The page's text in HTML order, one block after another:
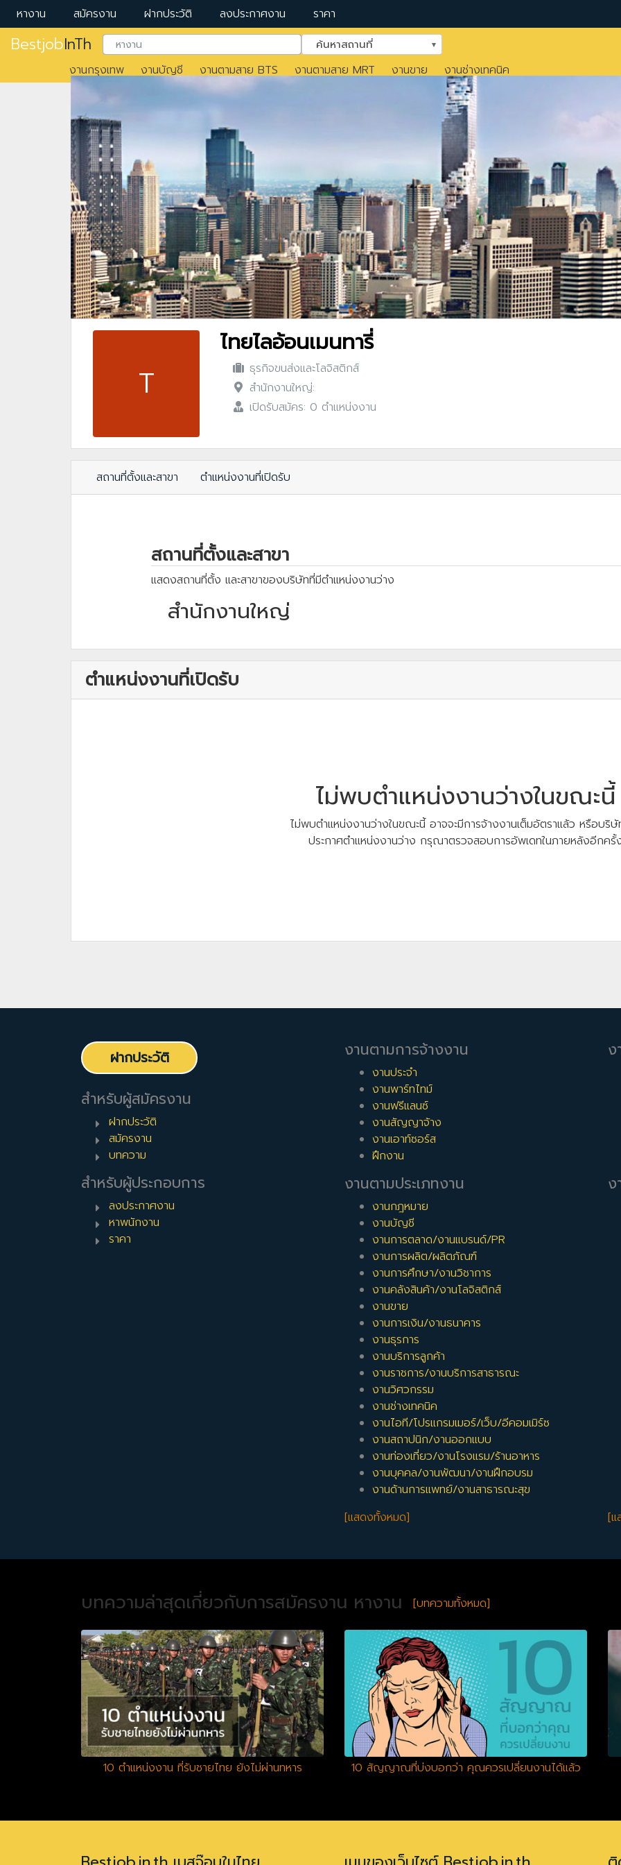
หางาน สมัครงาน ฝากประวัติ ลงประกาศงาน ราคา
BestjobInTh ค้นหาสถานที่
งานกรุงเทพ งานบัญชี งานตามสาย BTS งานตามสาย MRT งานขาย งานช่างเทคนิค
T
ไทยไลอ้อนเมนทารี่
ธุรกิจขนส่งและโลจิสติกส์
สำนักงานใหญ่:
เปิดรับสมัคร: 0 ตำแหน่งงาน
สถานที่ตั้งและสาขา ตำแหน่งงานที่เปิดรับ
สถานที่ตั้งและสาขา
แสดงสถานที่ตั้ง และสาขาของบริษัทที่มีตำแหน่งงานว่าง
สำนักงานใหญ่
ตำแหน่งงานที่เปิดรับ
ไม่พบตำแหน่งงานว่างในขณะนี้
ไม่พบตำแหน่งงานว่างในขณะนี้ อาจจะมีการจ้างงานเต็มอัตราแล้ว หรือบริษั
ประกาศตำแหน่งงานว่าง กรุณาตรวจสอบการอัพเดทในภายหลังอีกครั้
ฝากประวัติ
สำหรับผู้สมัครงาน
ฝากประวัติ
สมัครงาน
บทความ
สำหรับผู้ประกอบการ
ลงประกาศงาน
หาพนักงาน
ราคา
งานตามการจ้างงาน
งานประจำ
งานพาร์ทไทม์
งานฟรีแลนซ์
งานสัญญาจ้าง
งานเอาท์ซอร์ส
ฝึกงาน
งานตามประเภทงาน
งานกฎหมาย
งานบัญชี
งานการตลาด/งานแบรนด์/PR
งานการผลิต/ผลิตภัณฑ์
งานการศึกษา/งานวิชาการ
งานคลังสินค้า/งานโลจิสติกส์
งานขาย
งานการเงิน/งานธนาคาร
งานธุรการ
งานบริการลูกค้า
งานราชการ/งานบริการสาธารณะ
งานวิศวกรรม
งานช่างเทคนิค
งานไอที/โปรแกรมเมอร์/เว็บ/อีคอมเมิร์ซ
งานสถาปนิก/งานออกแบบ
งานท่องเที่ยว/งานโรงแรม/ร้านอาหาร
งานบุคคล/งานพัฒนา/งานฝึกอบรม
งานด้านการแพทย์/งานสาธารณะสุข
[แสดงทั้งหมด]
[แ
บทความล่าสุดเกี่ยวกับการสมัครงาน หางาน [บทความทั้งหมด]
10 ตำแหน่งงาน ที่รับชายไทย ยังไม่ผ่านทหาร 10 สัญญาณที่บ่งบอกว่า คุณควรเปลี่ยนงานได้แล้ว